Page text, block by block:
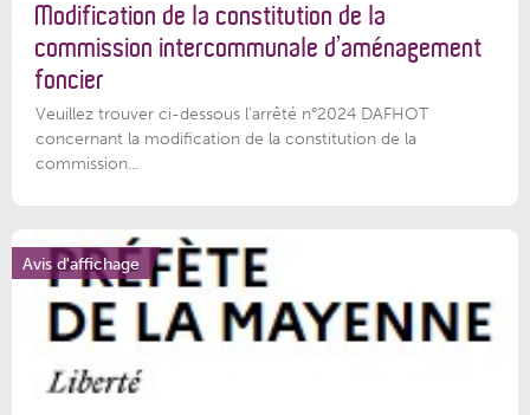
Modification de la constitution de la
commission intercommunale d’aménagement
foncier
Veuillez trouver ci-dessous l'arrêté n°2024 DAFHOT
concernant la modification de la constitution de la
commission...
Avis d'affichage